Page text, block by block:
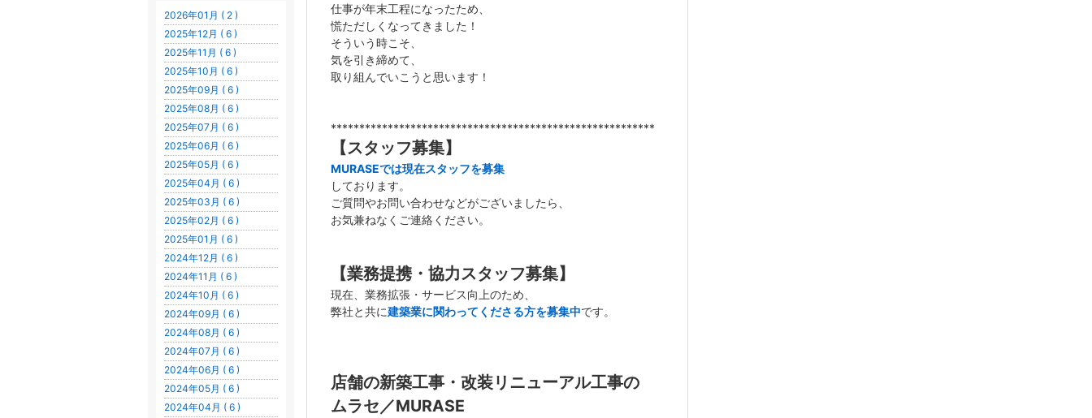
仕事が年末工程になったため、
慌ただしくなってきました！
そういう時こそ、
気を引き締めて、
取り組んでいこうと思います！
*********************************************************
【スタッフ募集】
MURASEでは現在スタッフを募集
しております。
ご質問やお問い合わせなどがございましたら、
お気兼ねなくご連絡ください。
【業務提携・協力スタッフ募集】
現在、業務拡張・サービス向上のため、
弊社と共に建築業に関わってくださる方を募集中です。
店舗の新築工事・改装リニューアル工事の
ムラセ／MURASE
2026年01月 ( 2 )
2025年12月 ( 6 )
2025年11月 ( 6 )
2025年10月 ( 6 )
2025年09月 ( 6 )
2025年08月 ( 6 )
2025年07月 ( 6 )
2025年06月 ( 6 )
2025年05月 ( 6 )
2025年04月 ( 6 )
2025年03月 ( 6 )
2025年02月 ( 6 )
2025年01月 ( 6 )
2024年12月 ( 6 )
2024年11月 ( 6 )
2024年10月 ( 6 )
2024年09月 ( 6 )
2024年08月 ( 6 )
2024年07月 ( 6 )
2024年06月 ( 6 )
2024年05月 ( 6 )
2024年04月 ( 6 )